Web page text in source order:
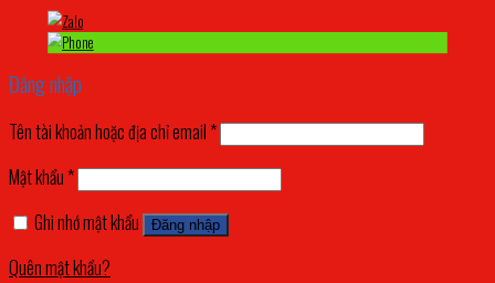
Đăng nhập
Tên tài khoản hoặc địa chỉ email *
Mật khẩu *
Ghi nhớ mật khẩu
Đăng nhập
Quên mật khẩu?